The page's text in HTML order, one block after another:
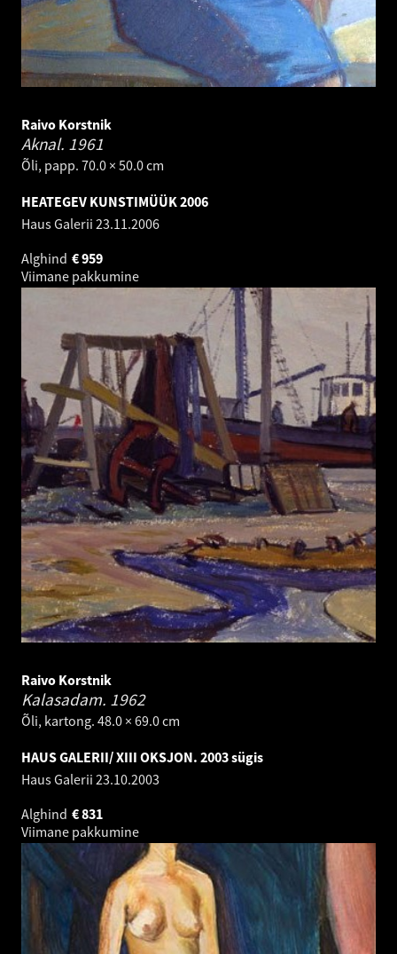
Raivo Korstnik
Aknal. 1961
Õli, papp. 70.0 × 50.0 cm
HEATEGEV KUNSTIMÜÜK 2006
Haus Galerii 23.11.2006
Alghind
959
€
Viimane pakkumine
Raivo Korstnik
Kalasadam. 1962
Õli, kartong. 48.0 × 69.0 cm
HAUS GALERII/ XIII OKSJON. 2003 sügis
Haus Galerii 23.10.2003
Alghind
831
€
Viimane pakkumine